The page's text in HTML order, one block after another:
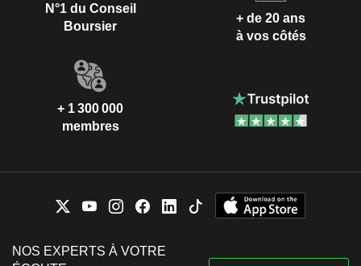
N°1 du Conseil
Boursier
+ de 20 ans
à vos côtés
+ 1 300 000
membres
NOS EXPERTS À VOTRE